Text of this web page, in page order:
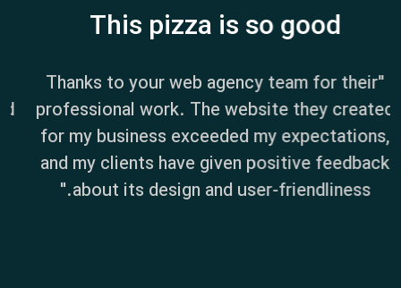
Best Chicken Fry
"Thanks to your web agency team for their
professional work. The website they created
for my business exceeded my expectations,
and my clients have given positive feedback
about its design and user-friendliness."